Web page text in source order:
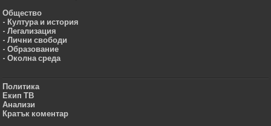
Общество
- Култура и история
- Легализация
- Лични свободи
- Образование
- Околна среда
Политика
Екип ТВ
Анализи
Кратък коментар